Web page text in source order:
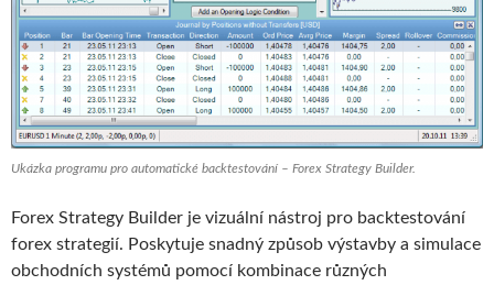
Ukázka programu pro automatické backtestování – Forex Strategy Builder.
Forex Strategy Builder je vizuální nástroj pro backtestování
forex strategií. Poskytuje snadný způsob výstavby a simulace
obchodních systémů pomocí kombinace různých